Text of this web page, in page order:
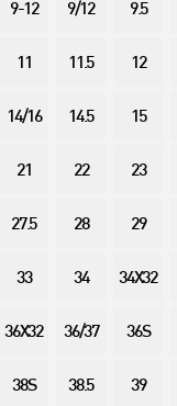
9-12 9/12 9.5
11 11.5 12
14/16 14.5 15
21 22 23
27.5 28 29
33 34 34X32
36X32 36/37 36S
38S 38.5 39